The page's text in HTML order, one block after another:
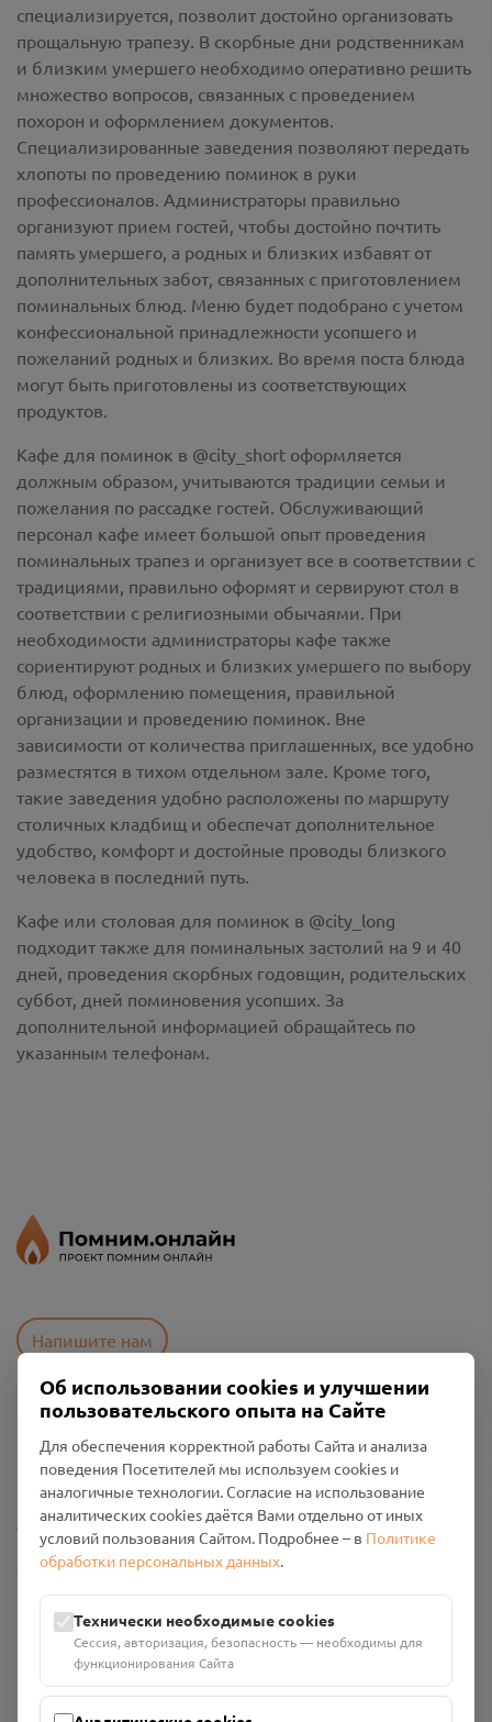
специализируется, позволит достойно организовать
прощальную трапезу. В скорбные дни родственникам
и близким умершего необходимо оперативно решить
множество вопросов, связанных с проведением
похорон и оформлением документов.
Специализированные заведения позволяют передать
хлопоты по проведению поминок в руки
профессионалов. Администраторы правильно
организуют прием гостей, чтобы достойно почтить
память умершего, а родных и близких избавят от
дополнительных забот, связанных с приготовлением
поминальных блюд. Меню будет подобрано с учетом
конфессиональной принадлежности усопшего и
пожеланий родных и близких. Во время поста блюда
могут быть приготовлены из соответствующих
продуктов.
Кафе для поминок в @city_short оформляется
должным образом, учитываются традиции семьи и
пожелания по рассадке гостей. Обслуживающий
персонал кафе имеет большой опыт проведения
поминальных трапез и организует все в соответствии с
традициями, правильно оформят и сервируют стол в
соответствии с религиозными обычаями. При
необходимости администраторы кафе также
сориентируют родных и близких умершего по выбору
блюд, оформлению помещения, правильной
организации и проведению поминок. Вне
зависимости от количества приглашенных, все удобно
разместятся в тихом отдельном зале. Кроме того,
такие заведения удобно расположены по маршруту
столичных кладбищ и обеспечат дополнительное
удобство, комфорт и достойные проводы близкого
человека в последний путь.
Кафе или столовая для поминок в @city_long
подходит также для поминальных застолий на 9 и 40
дней, проведения скорбных годовщин, родительских
суббот, дней поминовения усопших. За
дополнительной информацией обращайтесь по
указанным телефонам.
Напишите нам
Политика конфиденциальности
Промо-материалы
Настройки cookies
Общество с ограниченной ответственностью «Смоленский
Проект Помним»
ИНН: 6700029207 ОГРН: 1256700001986
Юридический адрес: 216790, Смоленская область, р-н
Руднянский, г. Рудня, улица Западная, д. 26А, пом. 18
Номер счёта: 40702810901130004287 в АО "АЛЬФА-БАНК"
Об использовании cookies и улучшении
пользовательского опыта на Сайте
Для обеспечения корректной работы Сайта и анализа
поведения Посетителей мы используем cookies и
аналогичные технологии. Согласие на использование
аналитических cookies даётся Вами отдельно от иных
условий пользования Сайтом. Подробнее – в Политике
обработки персональных данных.
Технически необходимые cookies
Сессия, авторизация, безопасность — необходимы для
функционирования Сайта